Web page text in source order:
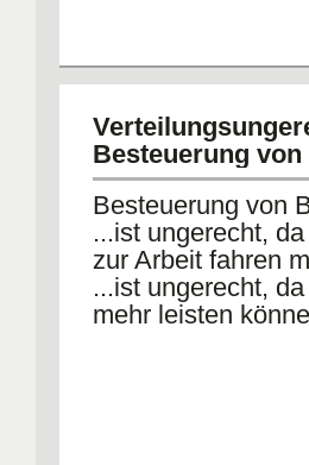
Besteuerung von
Besteuerung von
...ist ungerecht,
zur Arbeit fahren
...ist ungerecht,
mehr leisten